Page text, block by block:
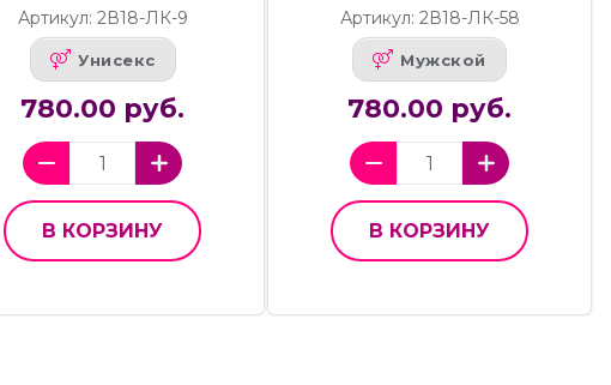
Артикул: 2В18-ЛК-9
Унисекс
780.00 руб.
В КОРЗИНУ
Артикул: 2В18-ЛК-58
Мужской
780.00 руб.
В КОРЗИНУ